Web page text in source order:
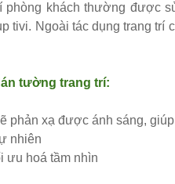
xám GLM27- ghế dành cho quán
ghế tiếp khách, văn phòng tại Tp.HCM
khách thường được
tivi. Ngoài tác dụng trang trí
tường trang trí:
phản xạ được ánh sáng,
nhiên
ưu hoá tầm nhìn